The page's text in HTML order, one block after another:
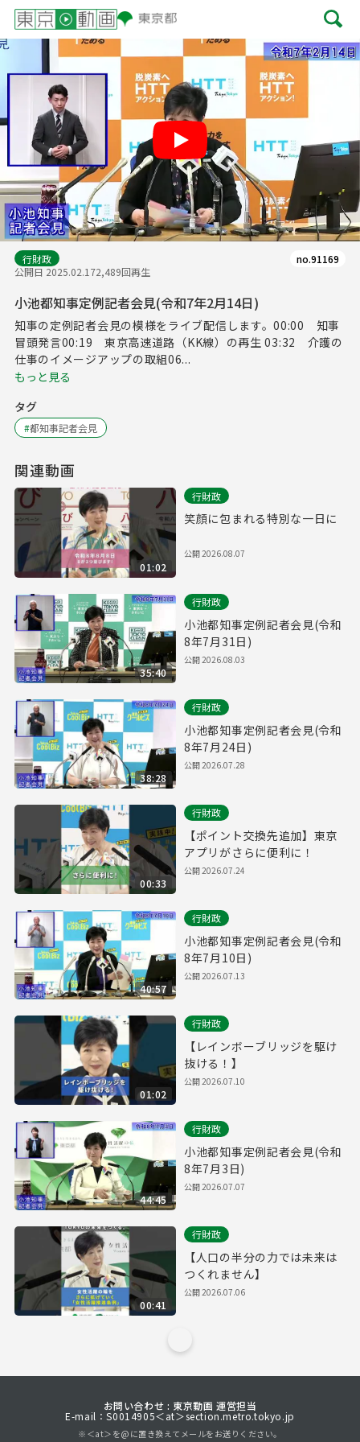
行財政
公開日 2025.02.172,489回再生
no.91169
小池都知事定例記者会見(令和7年2月14日)
知事の定例記者会見の模様をライブ配信します。00:00 知事
冒頭発言00:19 東京高速道路（KK線）の再生 03:32 介護の
仕事のイメージアップの取組06...
もっと見る
タグ
#都知事記者会見
関連動画
01:02
行財政
笑顔に包まれる特別な一日に
公開2026.08.07
35:40
行財政
小池都知事定例記者会見(令和
8年7月31日)
公開2026.08.03
38:28
行財政
小池都知事定例記者会見(令和
8年7月24日)
公開2026.07.28
00:33
行財政
【ポイント交換先追加】東京
アプリがさらに便利に！
公開2026.07.24
40:57
行財政
小池都知事定例記者会見(令和
8年7月10日)
公開2026.07.13
01:02
行財政
【レインボーブリッジを駆け
抜ける！】
公開2026.07.10
44:45
行財政
小池都知事定例記者会見(令和
8年7月3日)
公開2026.07.07
00:41
行財政
【人口の半分の力では未来は
つくれません】
公開2026.07.06
お問い合わせ : 東京動画 運営担当
E-mail：S0014905＜at＞section.metro.tokyo.jp
※＜at＞を@に置き換えてメールをお送りください。